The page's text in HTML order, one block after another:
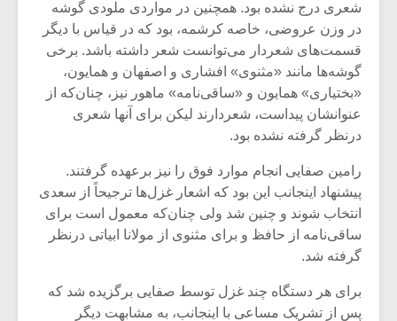
شعری درج نشده بود. همچنین در مواردی ملودی گوشه
در وزن عروضی، خاصه کرشمه، بود که در قیاس با دیگر
قسمت‌های شعردار می‌توانست شعر داشته باشد. برخی
گوشه‌ها مانند «مثنوی» افشاری و اصفهان و همایون،
«بختیاری» همایون و «ساقی‌نامه» ماهور نیز، چنان‌که از
عنوانشان پیداست، شعردارند لیکن برای آنها شعری
درنظر گرفته نشده بود.
رامین صفایی انجام موارد فوق را نیز برعهده گرفتند.
پیشنهاد اینجانب این بود که اشعار غزل‌ها ترجیحاً از سعدی
انتخاب شوند و چنین شد ولی چنان‌که معمول است برای
ساقی‌نامه از حافظ و برای مثنوی از مولانا ابیاتی درنظر
گرفته شد.
برای هر دستگاه چند غزل توسط صفایی برگزیده شد که
پس از تشریک مساعی با اینجانب، به مشابهت دیگر
میکلوش روژا
یادداشتی بر موسیقی
متن فیلم «متری
شیش و نیم»
مشهورترین باشی،
بدنام ترین باش
موریس ژار
موسیقی
موسیقی